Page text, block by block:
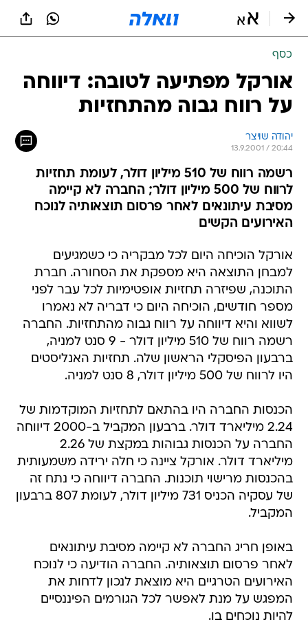
כסף
אורקל מפתיעה לטובה: דיווחה
על רווח גבוה מהתחזיות
יהודה שויצר
13.9.2001 / 20:44
רשמה רווח של 510 מיליון דולר, לעומת תחזיות
לרווח של 500 מיליון דולר; החברה לא קיימה
מסיבת עיתונאים לאחר פרסום תוצאותיה לנוכח
האירועים הקשים
אורקל הוכיחה היום לכל מבקריה כי כשמגיעים
למבחן התוצאה היא מספקת את הסחורה. חברת
התוכנה, שפיזרה תחזיות אופטימיות לכל עבר לפני
מספר חודשים, הוכיחה היום כי דבריה לא נאמרו
לשווא והיא דיווחה על רווח גבוה מהתחזיות. החברה
רשמה רווח של 510 מיליון דולר - 9 סנט למניה,
ברבעון הפיסקלי הראשון שלה. תחזיות האנליסטים
היו לרווח של 500 מיליון דולר, 8 סנט למניה.
הכנסות החברה היו בהתאם לתחזיות המוקדמות של
2.24 מיליארד דולר. ברבעון המקביל ב-2000 דיווחה
החברה על הכנסות גבוהות במקצת של 2.26
מיליארד דולר. אורקל ציינה כי חלה ירידה משמעותית
בהכנסות מרישוי תוכנות. החברה דיווחה כי נתח זה
של עסקיה הכניס 731 מיליון דולר, לעומת 807 ברבעון
המקביל.
באופן חריג החברה לא קיימה מסיבת עיתונאים
לאחר פרסום תוצאותיה. החברה הודיעה כי לנוכח
האירועים הטרגיים היא מוצאת לנכון לדחות את
המפגש על מנת לאפשר לכל הגורמים הפיננסיים
להיות נוכחים בו.